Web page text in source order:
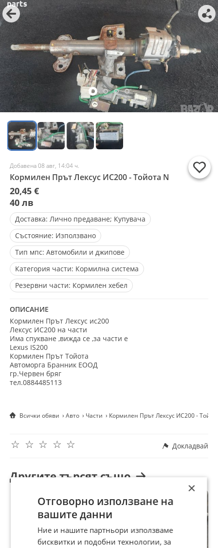
Добавена 08 авг, 14:04 ч.
Кормилен Прът Лексус ИС200 - Тойота N
20,45 €
40 лв
Доставка: Лично предаване; Купувача
Състояние: Използвано
Тип мпс: Автомобили и джипове
Категория части: Кормилна система
Резервни части: Кормилен хебел
ОПИСАНИЕ
Кормилен Прът Лексус ис200
Лексус ИС200 на части
Има спукване ,вижда се ,за части е
Lexus IS200
Кормилен Прът Тойота
Автоморга Бранник ЕООД
гр.Червен бряг
тел.0884485113
Всички обяви Авто Части Кормилен Прът Лексус ИС200 -
☆
☆
☆
☆
☆ Докладвай
Другите търсят също
×
Отговорно използване на
вашите данни
Ние и нашите партньори използваме
бисквитки и подобни технологии, за